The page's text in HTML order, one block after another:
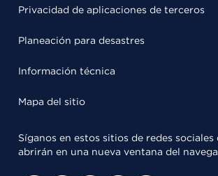
Privacidad de aplicaciones de terceros
Planeación para desastres
Información técnica
Mapa del sitio
Síganos en estos sitios de redes sociales
abrirán en una nueva ventana del